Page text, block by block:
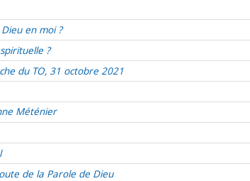
en moi ?
?
du TO, 31 octobre 2021
Méténier
de la Parole de Dieu